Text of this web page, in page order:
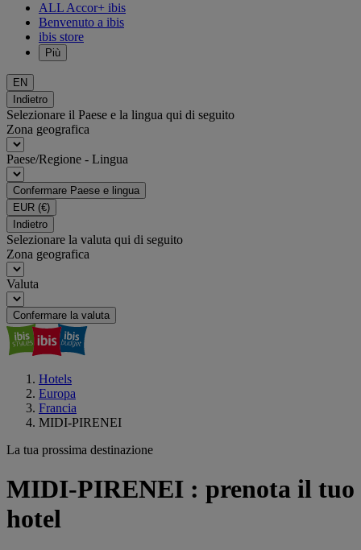
ALL Accor+ ibis
Benvenuto a ibis
ibis store
Più
EN
Indietro
Selezionare il Paese e la lingua qui di seguito
Zona geografica
Paese/Regione - Lingua
Confermare Paese e lingua
EUR (€)
Indietro
Selezionare la valuta qui di seguito
Zona geografica
Valuta
Confermare la valuta
Hotels
Europa
Francia
MIDI-PIRENEI
La tua prossima destinazione
MIDI-PIRENEI : prenota il tuo
hotel